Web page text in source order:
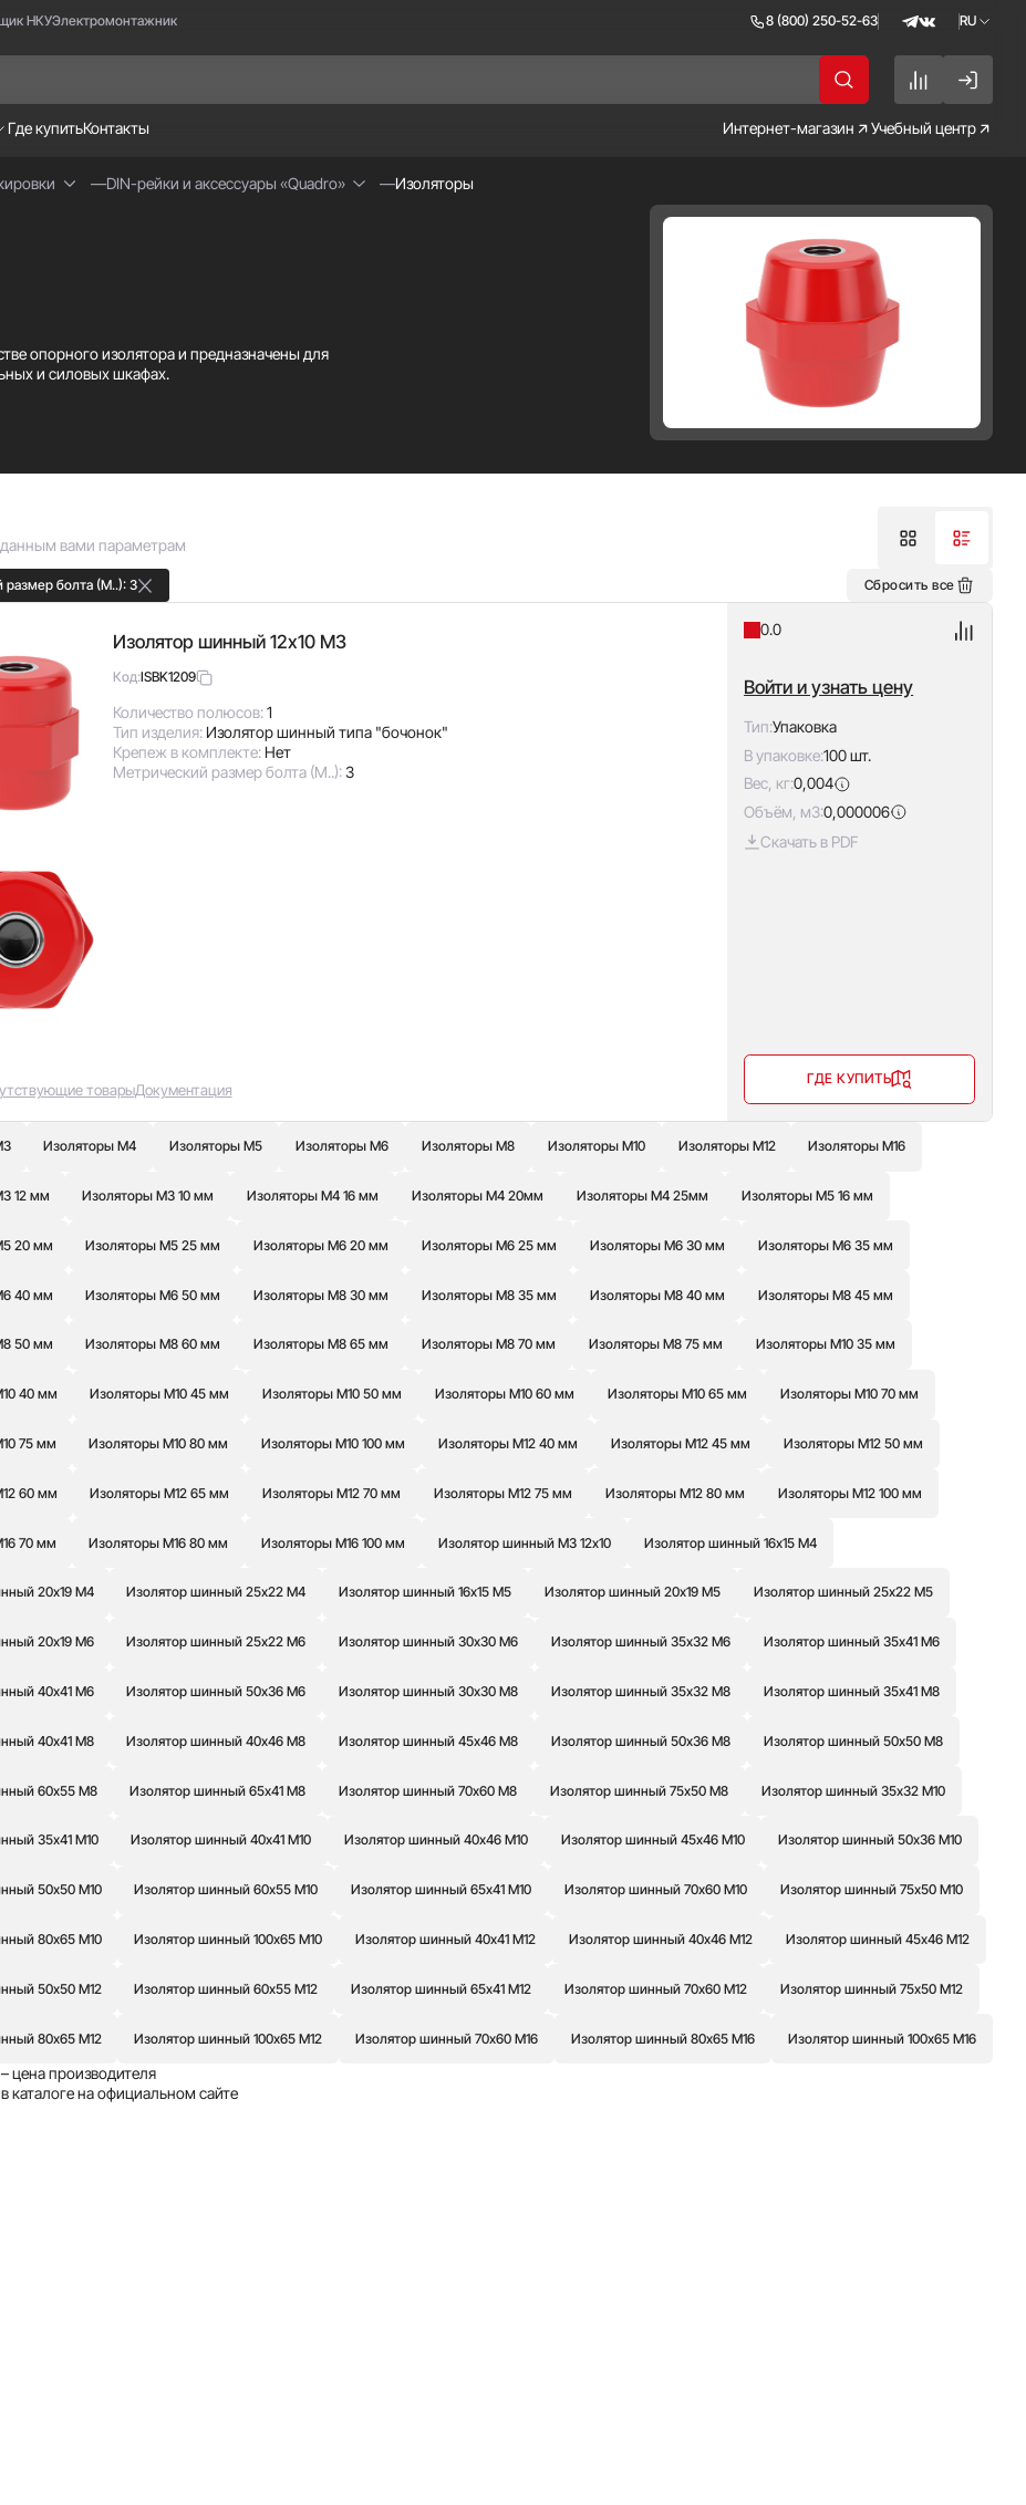
НКУЭлектромонтажник 8 (800) 250-52-63 RU
RU
EN
Где купитьКонтакты Интернет-магазин Учебный центр
DIN-рейки и аксессуары «Quadro» Изоляторы
опорного изолятора и предназначены для
и силовых шкафах.
обладающего стойкостью к
вами параметрам
размер болта (М..): 3 Сбросить все
Изолятор шинный 12х10 М3
Код:ISBK1209
Количество полюсов:1
Тип изделия: Изолятор шинный типа "бочонок"
Крепеж в комплекте: Нет
Метрический размер болта (М..):3
товарыДокументация
0.0
Войти и узнать цену
Тип:Упаковка
В упаковке:100 шт.
Вес, кг:0,004
Объём, м3:0,000006
Скачать в PDF
ГДЕ КУПИТЬ
Изоляторы М4 Изоляторы М5 Изоляторы М6 Изоляторы М8 Изоляторы М10 Изоляторы М12 Изоляторы М16
12 мм Изоляторы М3 10 мм Изоляторы М4 16 мм Изоляторы М4 20мм Изоляторы М4 25мм Изоляторы М5 16 мм
20 мм Изоляторы М5 25 мм Изоляторы М6 20 мм Изоляторы М6 25 мм Изоляторы М6 30 мм Изоляторы М6 35 мм
40 мм Изоляторы М6 50 мм Изоляторы М8 30 мм Изоляторы М8 35 мм Изоляторы М8 40 мм Изоляторы М8 45 мм
50 мм Изоляторы М8 60 мм Изоляторы М8 65 мм Изоляторы М8 70 мм Изоляторы М8 75 мм Изоляторы М10 35 мм
40 мм Изоляторы М10 45 мм Изоляторы М10 50 мм Изоляторы М10 60 мм Изоляторы М10 65 мм Изоляторы М10 70 мм
75 мм Изоляторы М10 80 мм Изоляторы М10 100 мм Изоляторы М12 40 мм Изоляторы М12 45 мм Изоляторы М12 50 мм
60 мм Изоляторы М12 65 мм Изоляторы М12 70 мм Изоляторы М12 75 мм Изоляторы М12 80 мм Изоляторы М12 100 мм
70 мм Изоляторы М16 80 мм Изоляторы М16 100 мм Изолятор шинный М3 12х10 Изолятор шинный 16х15 М4
20х19 М4 Изолятор шинный 25х22 М4 Изолятор шинный 16х15 М5 Изолятор шинный 20х19 М5 Изолятор шинный 25х22 М5
20х19 М6 Изолятор шинный 25х22 М6 Изолятор шинный 30х30 М6 Изолятор шинный 35х32 М6 Изолятор шинный 35х41 М6
40х41 М6 Изолятор шинный 50х36 М6 Изолятор шинный 30х30 М8 Изолятор шинный 35х32 М8 Изолятор шинный 35х41 М8
40х41 М8 Изолятор шинный 40х46 М8 Изолятор шинный 45х46 М8 Изолятор шинный 50х36 М8 Изолятор шинный 50х50 М8
60х55 М8 Изолятор шинный 65х41 М8 Изолятор шинный 70х60 М8 Изолятор шинный 75х50 М8 Изолятор шинный 35х32 М10
35х41 М10 Изолятор шинный 40х41 М10 Изолятор шинный 40х46 М10 Изолятор шинный 45х46 М10 Изолятор шинный 50х36 М10
50х50 М10 Изолятор шинный 60х55 М10 Изолятор шинный 65х41 М10 Изолятор шинный 70х60 М10 Изолятор шинный 75х50 М10
80х65 М10 Изолятор шинный 100х65 М10 Изолятор шинный 40х41 М12 Изолятор шинный 40х46 М12 Изолятор шинный 45х46 М12
50х50 М12 Изолятор шинный 60х55 М12 Изолятор шинный 65х41 М12 Изолятор шинный 70х60 М12 Изолятор шинный 75х50 М12
80х65 М12 Изолятор шинный 100х65 М12 Изолятор шинный 70х60 М16 Изолятор шинный 80х65 М16 Изолятор шинный 100х65 М16
цена производителя
каталоге на официальном сайте